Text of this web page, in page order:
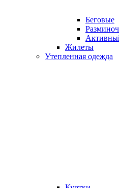
Беговые
Жилеты
Утепленная одежда